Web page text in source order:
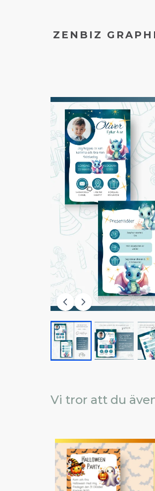
ZENBIZ
Vi tror att du